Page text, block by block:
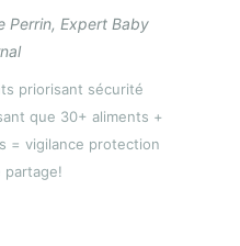
Perrin, Expert Baby
priorisant sécurité
que 30+ aliments +
= vigilance protection
partage!